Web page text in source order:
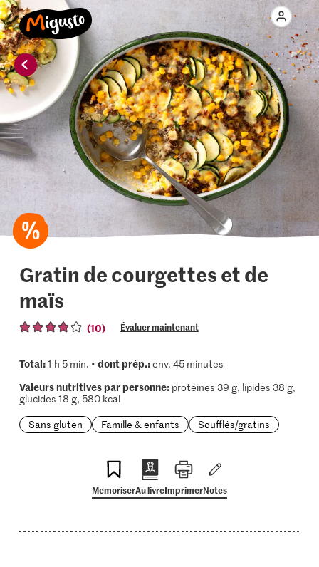
Gratin de courgettes et de
maïs
(10) Évaluer maintenant
Total:1 h 5 min. • dont prép.:env. 45 minutes
Valeurs nutritives par personne:protéines 39 g, lipides 38 g,
glucides 18 g, 580 kcal
Sans gluten
Famille & enfants Soufflés/gratins
MemoriserAu livreImprimerNotes